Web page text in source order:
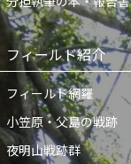
フィールド紹介
フィールド網羅
小笠原・父島の戦跡
夜明山戦跡群